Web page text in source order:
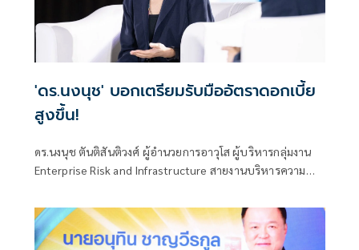
'ดร.นงนุช' บอกเตรียมรับมืออัตราดอกเบี้ย
สูงขึ้น!
ดร.นงนุช ตันติสันติวงศ์ ผู้อำนวยการอาวุโส ผู้บริหารกลุ่มงาน
Enterprise Risk and Infrastructure สายงานบริหารความ